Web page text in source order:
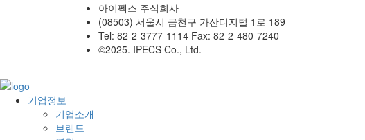
아이펙스 주식회사
(08503) 서울시 금천구 가산디지털 1로 189
Tel: 82-2-3777-1114 Fax: 82-2-480-7240
©2025. IPECS Co., Ltd.
기업정보
기업소개
브랜드